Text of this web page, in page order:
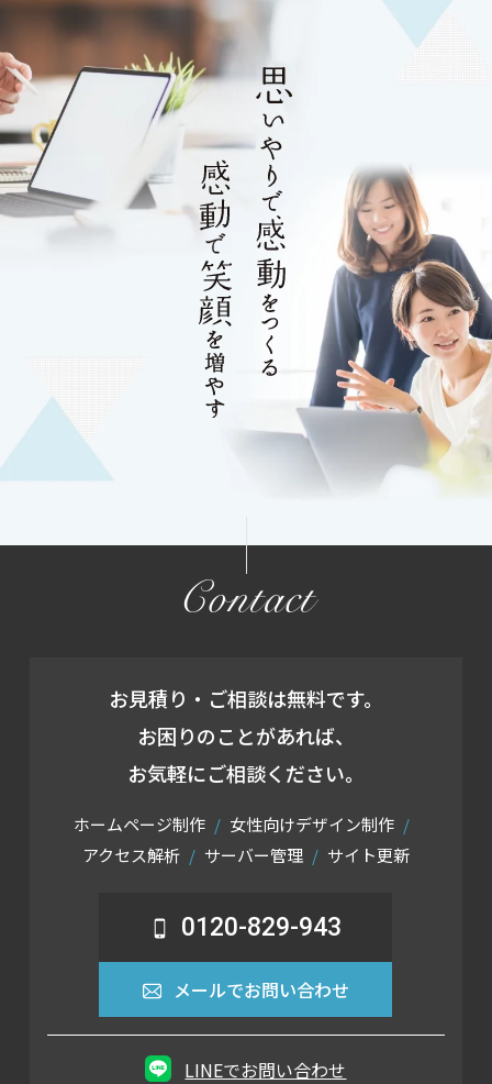
Contact
お見積り・ご相談は無料です。
お困りのことがあれば、
お気軽にご相談ください。
ホームページ制作
女性向けデザイン制作
アクセス解析
サーバー管理 サイト更新
0120-829-943
メールでお問い合わせ
LINEでお問い合わせ